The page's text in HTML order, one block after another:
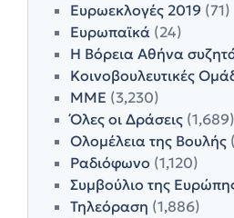
Ευρωεκλογές 2019 (71)
Ευρωπαϊκά (24)
Η Βόρεια Αθήνα
Κοινοβουλευτικές
ΜΜΕ (3,230)
Όλες οι Δράσεις (1,689)
Ολομέλεια της Βουλής
Ραδιόφωνο (1,120)
Συμβούλιο της
Τηλεόραση (1,886)